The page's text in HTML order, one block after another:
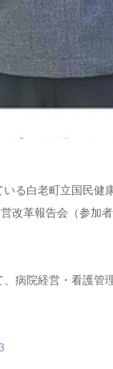
る白老町立国民健
改革報告会（参加
病院経営・看護管